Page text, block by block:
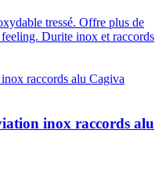
tressé. Offre plus de
Durite inox et raccords
inox raccords alu